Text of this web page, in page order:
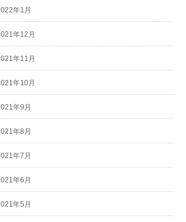
2022年1月
2021年12月
2021年11月
2021年10月
2021年9月
2021年8月
2021年7月
2021年6月
2021年5月